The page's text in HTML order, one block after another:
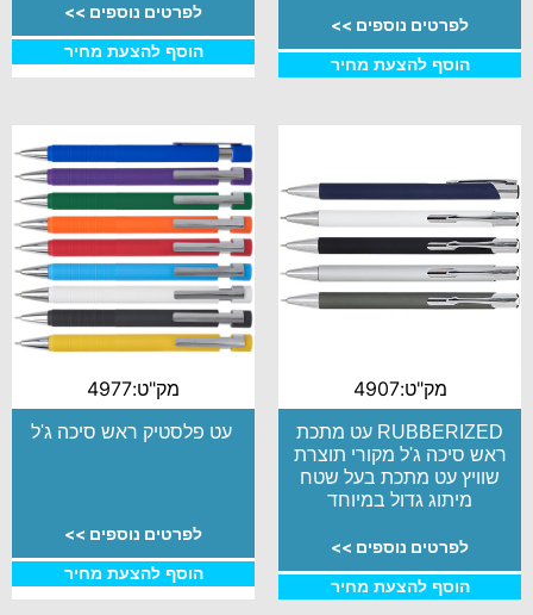
לפרטים נוספים >>
הוסף להצעת מחיר
לפרטים נוספים >>
הוסף להצעת מחיר
מק"ט:4907
RUBBERIZED עט מתכת
ראש סיכה ג'ל מקורי תוצרת
שוויץ עט מתכת בעל שטח
מיתוג גדול במיוחד
לפרטים נוספים >>
הוסף להצעת מחיר
מק"ט:4977
עט פלסטיק ראש סיכה ג'ל
לפרטים נוספים >>
הוסף להצעת מחיר